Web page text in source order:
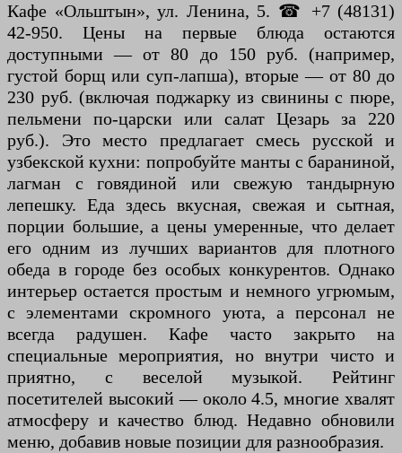
Кафе «Ольштын», ул. Ленина, 5. ☎ +7 (48131)
42-950. Цены на первые блюда остаются
доступными — от 80 до 150 руб. (например,
густой борщ или суп-лапша), вторые — от 80 до
230 руб. (включая поджарку из свинины с пюре,
пельмени по-царски или салат Цезарь за 220
руб.). Это место предлагает смесь русской и
узбекской кухни: попробуйте манты с бараниной,
лагман с говядиной или свежую тандырную
лепешку. Еда здесь вкусная, свежая и сытная,
порции большие, а цены умеренные, что делает
его одним из лучших вариантов для плотного
обеда в городе без особых конкурентов. Однако
интерьер остается простым и немного угрюмым,
с элементами скромного уюта, а персонал не
всегда радушен. Кафе часто закрыто на
специальные мероприятия, но внутри чисто и
приятно, с веселой музыкой. Рейтинг
посетителей высокий — около 4.5, многие хвалят
атмосферу и качество блюд. Недавно обновили
меню, добавив новые позиции для разнообразия.